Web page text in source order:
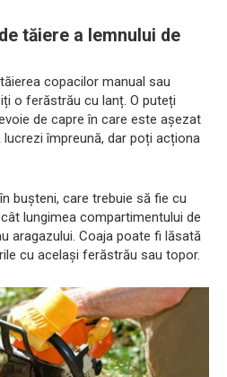
tăiere a lemnului de
copacilor manual sau
o ferăstrău cu lanț. O puteți
de capre în care este așezat
împreună, dar poți acționa
bușteni, care trebuie să fie cu
lungimea compartimentului de
aragazului. Coaja poate fi lăsată
cu același ferăstrău sau topor.